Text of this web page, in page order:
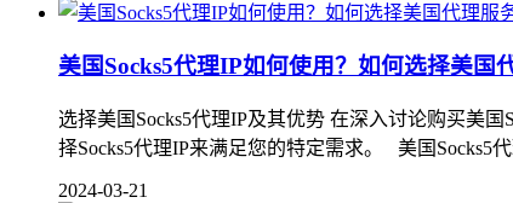
美国Socks5代理IP如何使用？如何选择美国
选择美国Socks5代理IP及其优势 在深入讨论购买美
择Socks5代理IP来满足您的特定需求。 美国Socks5
2024-03-21